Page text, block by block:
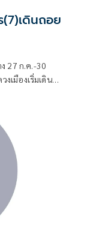
เดินถอย
27 ก.ค.-30
เมืองเริ่มเดิน
งรัฐบาล